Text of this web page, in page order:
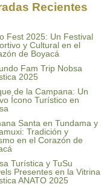
Recientes
Fest 2025: Un Festival
y Cultural en el
de Boyacá
Fam Trip Nobsa
2025
de la Campana: Un
Ícono Turístico en
Santa en Tundama y
Tradición y
en el Corazón de
Turística y TuSu
Presentes en la Vitrina
ANATO 2025